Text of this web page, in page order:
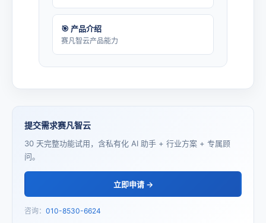
🎯 产品介绍
赛凡智云产品能力
提交需求赛凡智云
30 天完整功能试用，含私有化 AI 助手 + 行业方案 + 专属顾
问。
立即申请 →
咨询： 010-8530-6624